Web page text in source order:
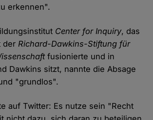
erkennen".
Center for Inquiry, das
derRichard-Dawkins-Stiftung für
fusionierte und in
Dawkins sitzt, nannte die Absage
"grundlos".
auf Twitter: Es nutze sein "Recht